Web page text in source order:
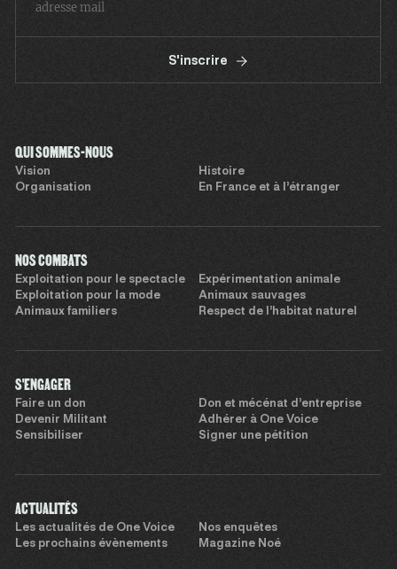
S'inscrire
QUI SOMMES-NOUS
Vision
Histoire
Organisation
En France et à l’étranger
NOS COMBATS
Exploitation pour le spectacle
Expérimentation animale
Exploitation pour la mode
Animaux sauvages
Animaux familiers
Respect de l’habitat naturel
S'ENGAGER
Faire un don
Don et mécénat d’entreprise
Devenir Militant
Adhérer à One Voice
Sensibiliser
Signer une pétition
ACTUALITÉS
Les actualités de One Voice
Nos enquêtes
Les prochains évènements
Magazine Noé